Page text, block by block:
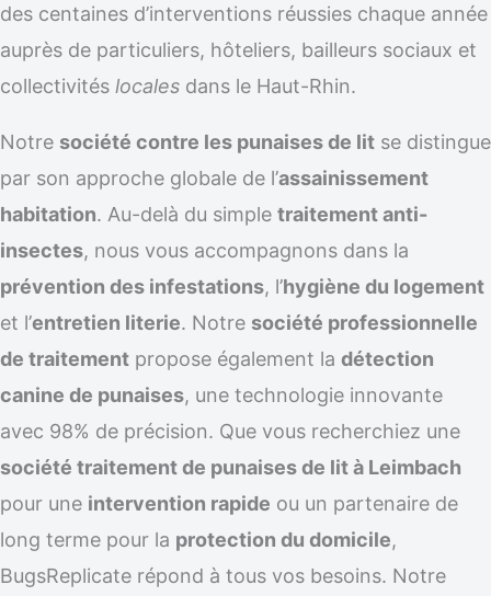
des centaines d’interventions réussies chaque année
auprès de particuliers, hôteliers, bailleurs sociaux et
collectivités locales dans le Haut-Rhin.
Notre société contre les punaises de lit se distingue
par son approche globale de l’assainissement
habitation. Au-delà du simple traitement anti-
insectes, nous vous accompagnons dans la
prévention des infestations, l’hygiène du logement
et l’entretien literie. Notre société professionnelle
de traitement propose également la détection
canine de punaises, une technologie innovante
avec 98% de précision. Que vous recherchiez une
société traitement de punaises de lit à Leimbach
pour une intervention rapide ou un partenaire de
long terme pour la protection du domicile,
BugsReplicate répond à tous vos besoins. Notre